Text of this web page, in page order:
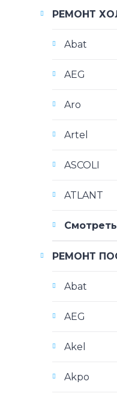
РЕМОНТ
Abat
AEG
Aro
Artel
ASCOLI
ATLANT
РЕМОНТ
Abat
AEG
Akel
Akpo